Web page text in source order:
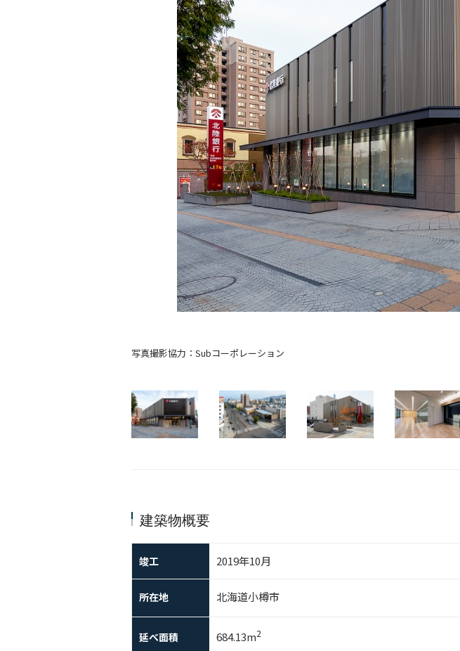
写真撮影協力：Subコーポレーション
建築物概要
竣工 2019年10月
所在地 北海道小樽市
延べ面積 684.13m2